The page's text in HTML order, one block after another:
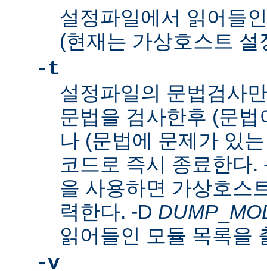
설정파일에서 읽어들
(현재는 가상호스트
-t
설정파일의 문법검사
문법을 검사한후 (문
나 (문법에 문제가 있
코드로 즉시 종료한다
을 사용하면 가상호스
력한다. -D DUMP
읽어들인 모듈 목록을
-v